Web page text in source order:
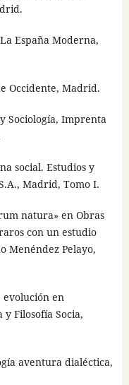
España Moderna,
Occidente, Madrid.
Sociología, Imprenta
social. Estudios y
Madrid, Tomo I.
natura» en Obras
con un estudio
Menéndez Pelayo,
evolución en
y Filosofía Socia,
aventura dialéctica,